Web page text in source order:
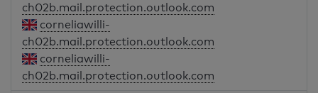
ch02b.mail.protection.outlook.com
corneliawilli-
ch02b.mail.protection.outlook.com
corneliawilli-
ch02b.mail.protection.outlook.com